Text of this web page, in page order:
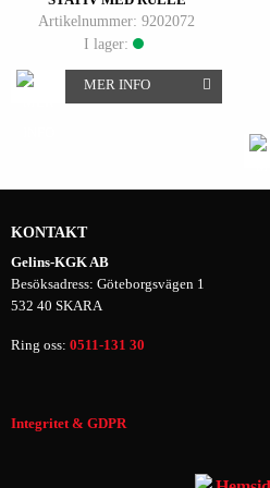
Artikelnummer: 9202072
I lager:
MER INFO
KONTAKT
Gelins-KGK AB
Besöksadress: Göteborgsvägen 1
532 40 SKARA
Ring oss: 0511-131 30
Integritet & GDPR